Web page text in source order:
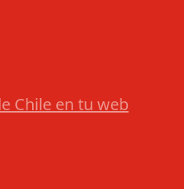
Chile en tu web